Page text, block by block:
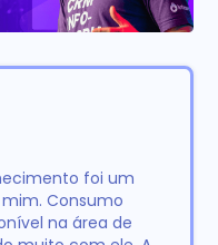
foi um
Consumo
na área de